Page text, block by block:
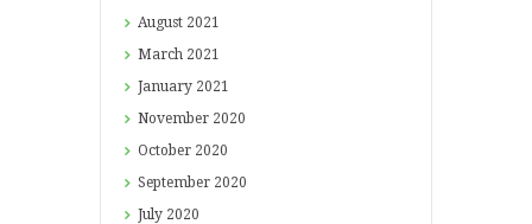
August 2021
March 2021
January 2021
November 2020
October 2020
September 2020
July 2020